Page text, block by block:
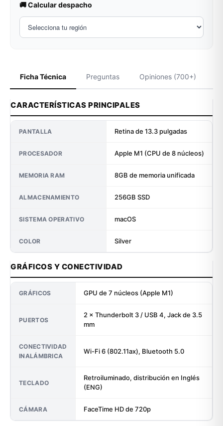
🚚 Calcular despacho
Ficha Técnica Preguntas Opiniones (700+)
CARACTERÍSTICAS PRINCIPALES
PANTALLA Retina de 13.3 pulgadas
PROCESADOR Apple M1 (CPU de 8 núcleos)
MEMORIA RAM 8GB de memoria unificada
ALMACENAMIENTO 256GB SSD
SISTEMA OPERATIVO macOS
COLOR Silver
GRÁFICOS Y CONECTIVIDAD
GRÁFICOS GPU de 7 núcleos (Apple M1)
PUERTOS
2 × Thunderbolt 3 / USB 4, Jack de 3.5
mm
CONECTIVIDAD
INALÁMBRICA
Wi-Fi 6 (802.11ax), Bluetooth 5.0
TECLADO
Retroiluminado, distribución en Inglés
(ENG)
CÁMARA FaceTime HD de 720p